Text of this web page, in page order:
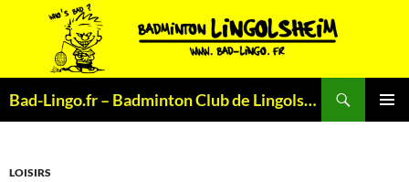
Bad-Lingo.fr – Badminton Club de Lingolsheim
LOISIRS